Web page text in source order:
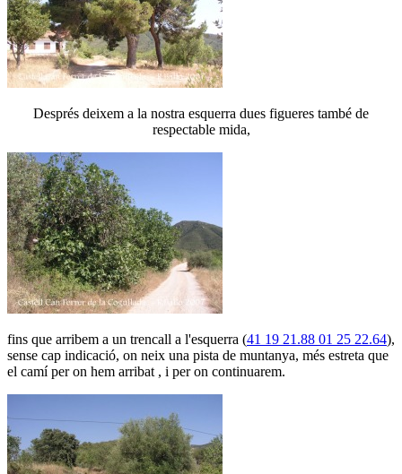
Després deixem a la nostra esquerra dues figueres també de
respectable mida,
fins que arribem a un trencall a l'esquerra (41 19 21.88 01 25 22.64),
sense cap indicació, on neix una pista de muntanya, més estreta que
el camí per on hem arribat , i per on continuarem.